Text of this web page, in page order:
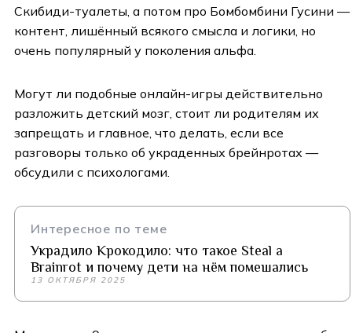
Скибиди-туалеты, а потом про Бомбомбини Гусини —
контент, лишённый всякого смысла и логики, но
очень популярный у поколения альфа.
Могут ли подобные онлайн-игры действительно
разложить детский мозг, стоит ли родителям их
запрещать и главное, что делать, если все
разговоры только об украденных брейнротах —
обсудили с психологами.
Интересное по теме
Украдило Крокодило: что такое Steal a
Brainrot и почему дети на нём помешались
13 ОКТЯБРЯ 2025